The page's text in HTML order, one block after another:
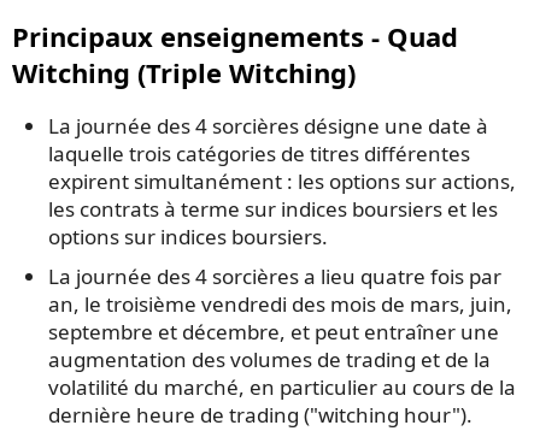
Principaux enseignements - Quad
Witching (Triple Witching)
La journée des 4 sorcières désigne une date à
laquelle trois catégories de titres différentes
expirent simultanément : les options sur actions,
les contrats à terme sur indices boursiers et les
options sur indices boursiers.
La journée des 4 sorcières a lieu quatre fois par
an, le troisième vendredi des mois de mars, juin,
septembre et décembre, et peut entraîner une
augmentation des volumes de trading et de la
volatilité du marché, en particulier au cours de la
dernière heure de trading ("witching hour").